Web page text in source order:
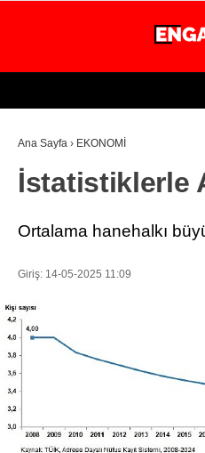
GÜNDEM
EKONOMİ
SAĞLIK
TEKNOLOJİ
Ana Sayfa › EKONOMİ
İstatistiklerle
Ortalama hanehalkı
Giriş: 14-05-2025 11:09